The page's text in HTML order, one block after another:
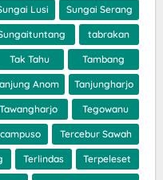
Lusi Sungai Serang
tabrakan
Tak Tahu Tambang
Anom Tanjungharjo
Tawangharjo Tegowanu
Tercebur Sawah
Terlindas Terpeleset